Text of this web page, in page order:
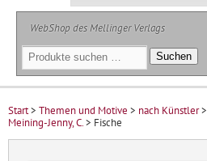
WebShop des Mellinger Verlags
Suchen
nach:
Suchen
Start> Themen und Motive > nach Künstler>
Meining-Jenny, C.> Fische